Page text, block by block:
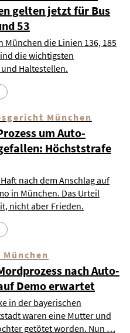
gelten jetzt für Bus
53
München die Linien 136, 185
die wichtigsten
Haltestellen.
München
um Auto-
Höchststrafe
nach dem Anschlag auf
in München. Das Urteil
nicht aber Frieden.
nach Auto-
Demo erwartet
in der bayerischen
waren eine Mutter und
getötet worden. Nun …